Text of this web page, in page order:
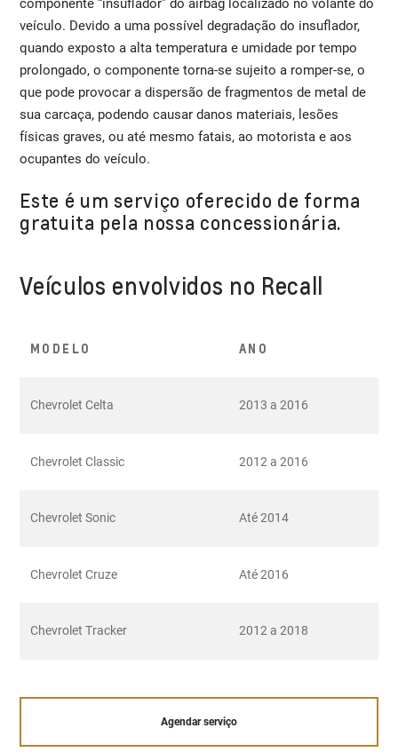
componente “insuflador” do airbag localizado no volante do
veículo. Devido a uma possível degradação do insuflador,
quando exposto a alta temperatura e umidade por tempo
prolongado, o componente torna-se sujeito a romper-se, o
que pode provocar a dispersão de fragmentos de metal de
sua carcaça, podendo causar danos materiais, lesões
físicas graves, ou até mesmo fatais, ao motorista e aos
ocupantes do veículo.
Este é um serviço oferecido de forma
gratuita pela nossa concessionária.
Veículos envolvidos no Recall
MODELO ANO
Chevrolet Celta 2013 a 2016
Chevrolet Classic 2012 a 2016
Chevrolet Sonic Até 2014
Chevrolet Cruze Até 2016
Chevrolet Tracker 2012 a 2018
Agendar serviço